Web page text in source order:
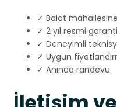
✓ Balat mahallesine
✓ 2 yıl resmi
✓ Deneyimli
✓ Uygun
✓ Anında randevu